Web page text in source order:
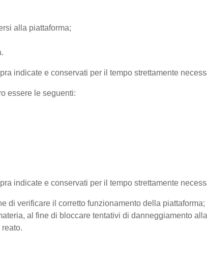
alla piattaforma;
indicate e conservati per il tempo strettamente
essere le seguenti:
indicate e conservati per il tempo strettamente
di verificare il corretto funzionamento della
al fine di bloccare tentativi di danneggiamento